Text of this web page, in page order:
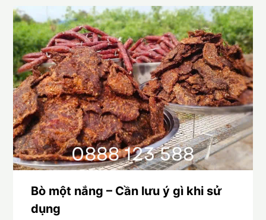
Bò một nắng – Cần lưu ý gì khi sử
dụng